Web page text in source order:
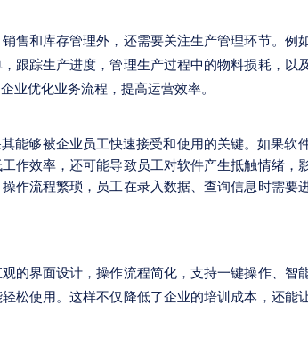
售和库存管理外，还需要关注生产管理环节。例
跟踪生产进度，管理生产过程中的物料损耗，以
业优化业务流程，提高运营效率。
能够被企业员工快速接受和使用的关键。如果软
作效率，还可能导致员工对软件产生抵触情绪，
作流程繁琐，员工在录入数据、查询信息时需要
的界面设计，操作流程简化，支持一键操作、智
松使用。这样不仅降低了企业的培训成本，还能